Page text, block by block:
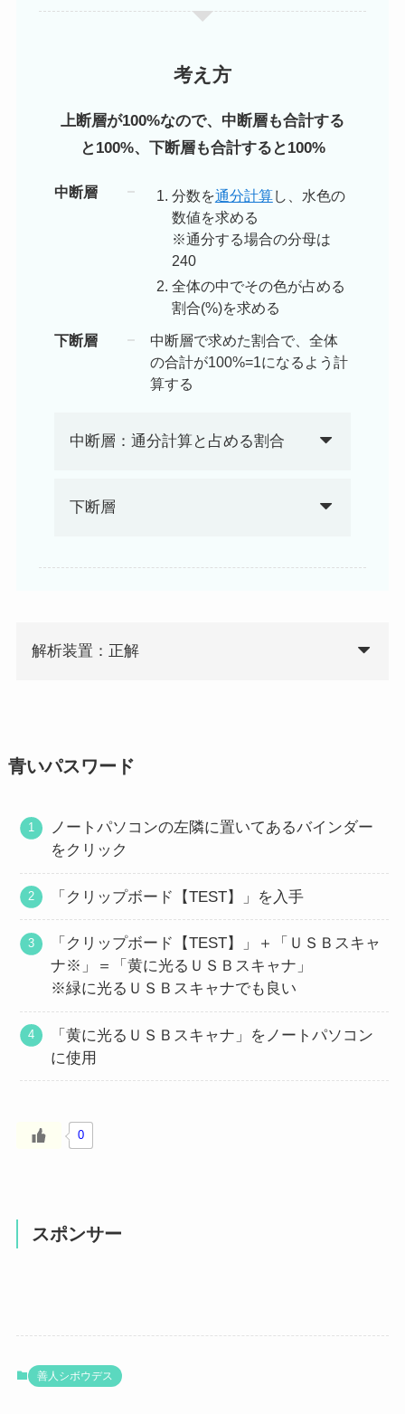
考え方
上断層が100%なので、中断層も合計する
と100%、下断層も合計すると100%
中断層 分数を通分計算し、水色の
数値を求める
※通分する場合の分母は
240
全体の中でその色が占める
割合(%)を求める
下断層
中断層で求めた割合で、全体
の合計が100%=1になるよう計
算する
中断層：通分計算と占める割合
下断層
解析装置：正解
青いパスワード
ノートパソコンの左隣に置いてあるバインダー
をクリック
「クリップボード【TEST】」を入手
「クリップボード【TEST】」＋「ＵＳＢスキャ
ナ※」＝「黄に光るＵＳＢスキャナ」
※緑に光るＵＳＢスキャナでも良い
「黄に光るＵＳＢスキャナ」をノートパソコン
に使用
0
スポンサー
善人シボウデス